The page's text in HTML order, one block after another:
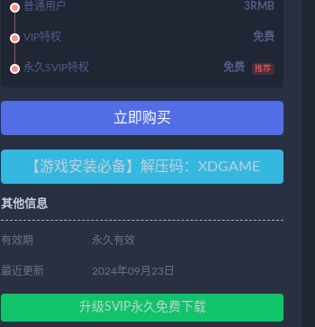
普通用户 3RMB
VIP特权 免费
永久SVIP特权 免费 推荐
立即购买
【游戏安装必备】解压码：XDGAME
其他信息
有效期 永久有效
最近更新 2024年09月23日
升级SVIP永久免费下载